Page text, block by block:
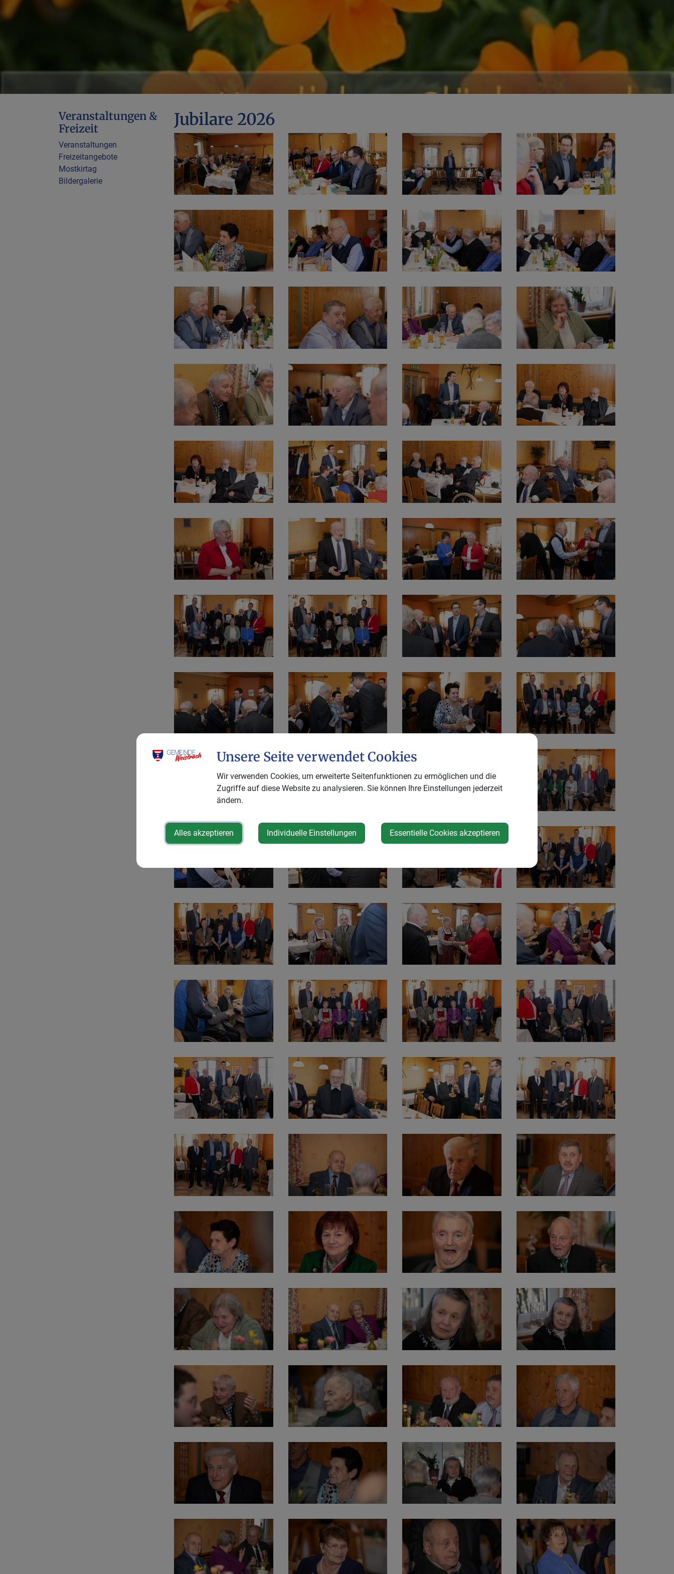
Veranstaltungen &
Freizeit
Veranstaltungen
Freizeitangebote
Mostkirtag
Bildergalerie
Jubilare 2026
Unsere Seite verwendet Cookies
Wir verwenden Cookies, um erweiterte Seitenfunktionen zu ermöglichen und die
Zugriffe auf diese Website zu analysieren. Sie können Ihre Einstellungen jederzeit
ändern.
Alles akzeptieren Individuelle Einstellungen Essentielle Cookies akzeptieren